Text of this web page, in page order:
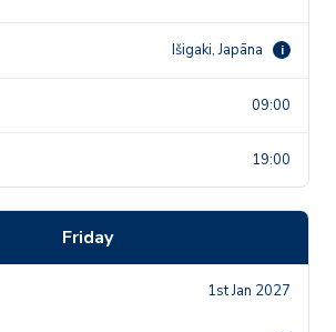
Išigaki, Japāna i
09:00
19:00
Friday
1st Jan 2027